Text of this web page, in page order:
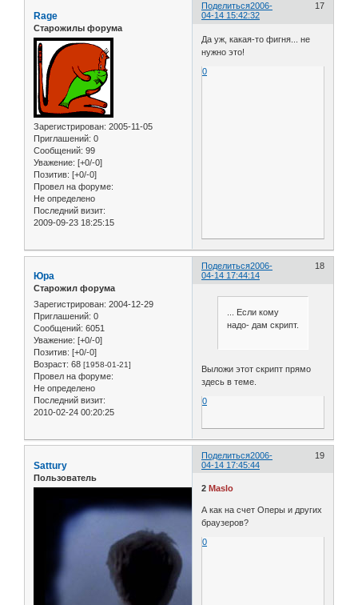
Поделиться 17
2006-
04-14 15:42:32
Rage
Старожилы форума
Зарегистрирован: 2005-11-05
Приглашений: 0
Сообщений: 99
Уважение: [+0/-0]
Позитив: [+0/-0]
Провел на форуме:
Не определено
Последний визит:
2009-09-23 18:25:15
Да уж, какая-то фигня... не
нужно это!
0
Поделиться 18
2006-
04-14 17:44:14
Юра
Старожил форума
Зарегистрирован: 2004-12-29
Приглашений: 0
Сообщений: 6051
Уважение: [+0/-0]
Позитив: [+0/-0]
Возраст: 68 [1958-01-21]
Провел на форуме:
Не определено
Последний визит:
2010-02-24 00:20:25
... Если кому
надо- дам скрипт.
Выложи этот скрипт прямо
здесь в теме.
0
Поделиться 19
2006-
04-14 17:45:44
Sattury
Пользователь
2Maslo
А как на счет Оперы и других
браузеров?
0